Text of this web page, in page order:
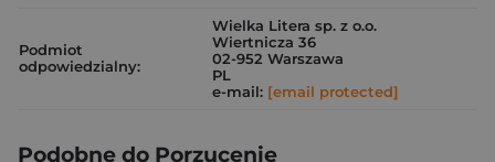
Podmiot
odpowiedzialny:
Wielka Litera sp. z o.o.
Wiertnicza 36
02-952 Warszawa
PL
e-mail: [email protected]
Podobne do Porzucenie